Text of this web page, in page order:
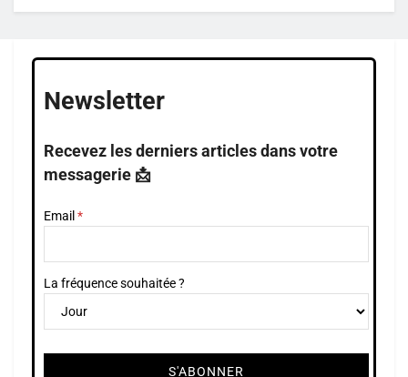
Newsletter
Recevez les derniers articles dans votre
messagerie 📩
Email
La fréquence souhaitée ?